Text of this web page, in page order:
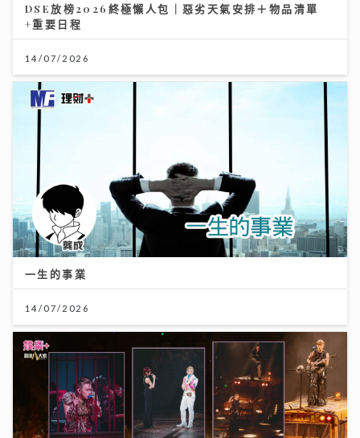
DSE放榜2026終極懶人包｜惡劣天氣安排＋物品清單
+重要日程
14/07/2026
一生的事業
14/07/2026